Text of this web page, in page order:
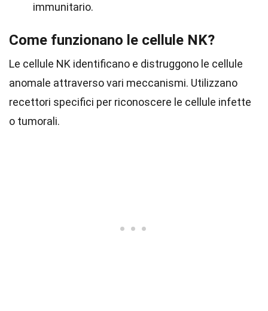
immunitario.
Come funzionano le cellule NK?
Le cellule NK identificano e distruggono le cellule
anomale attraverso vari meccanismi. Utilizzano
recettori specifici per riconoscere le cellule infette
o tumorali.